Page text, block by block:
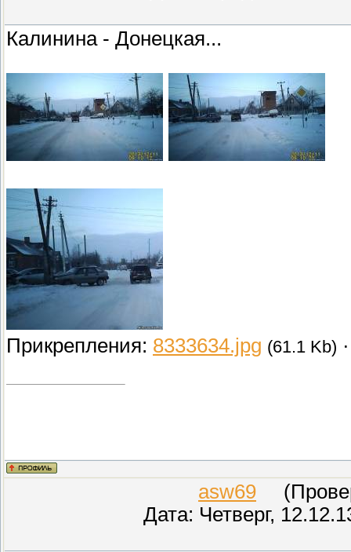
Калинина - Донецкая...
Прикрепления: 8333634.jpg (61.1 Kb)
asw69
Дата: Четверг,